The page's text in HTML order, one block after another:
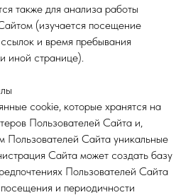
также для анализа работы
(изучается посещение
и время пребывания
иной странице).
cookie, которые хранятся на
Пользователей Сайта и,
Пользователей Сайта уникальные
Сайта может создать базу
Пользователей Сайта
и периодичности